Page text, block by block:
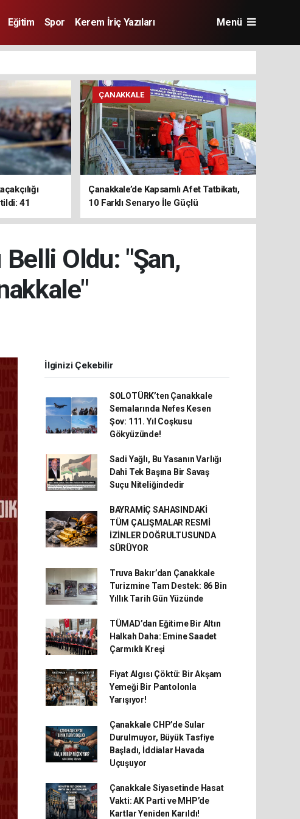
Eğitim Spor Kerem İriç Yazıları Menü
41
ÇANAKKALE
Çanakkale’de Kapsamlı Afet Tatbikatı,
10 Farklı Senaryo İle Güçlü
Koordinasyon
Oldu: "Şan,
İlginizi Çekebilir
SOLOTÜRK’ten Çanakkale
Semalarında Nefes Kesen
Şov: 111. Yıl Coşkusu
Gökyüzünde!
Sadi Yağlı, Bu Yasanın Varlığı
Dahi Tek Başına Bir Savaş
Suçu Niteliğindedir
BAYRAMİÇ SAHASINDAKİ
TÜM ÇALIŞMALAR RESMİ
İZİNLER DOĞRULTUSUNDA
SÜRÜYOR
Truva Bakır’dan Çanakkale
Turizmine Tam Destek: 86 Bin
Yıllık Tarih Gün Yüzünde
TÜMAD’dan Eğitime Bir Altın
Halkah Daha: Emine Saadet
Çarmıklı Kreşi
Fiyat Algısı Çöktü: Bir Akşam
Yemeği Bir Pantolonla
Yarışıyor!
Çanakkale CHP’de Sular
Durulmuyor, Büyük Tasfiye
Başladı, İddialar Havada
Uçuşuyor
Çanakkale Siyasetinde Hasat
Vakti: AK Parti ve MHP’de
Kartlar Yeniden Karıldı!